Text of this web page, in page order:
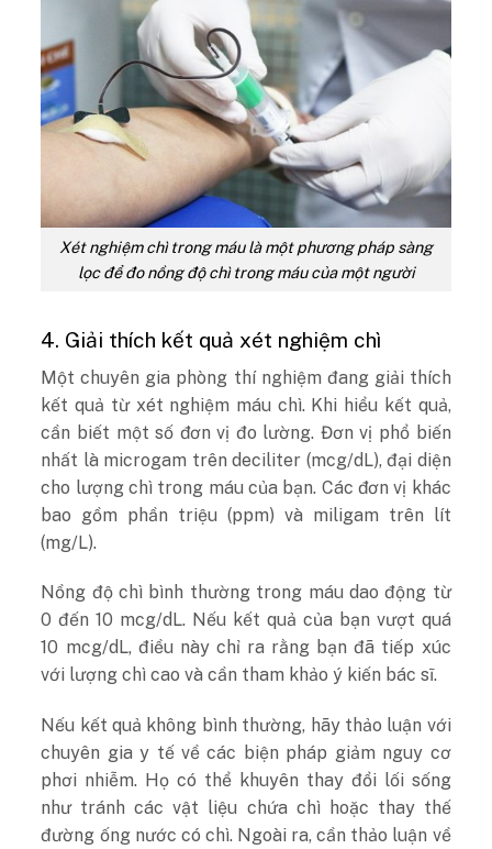
Xét nghiệm chì trong máu là một phương pháp sàng
lọc để đo nồng độ chì trong máu của một người
4. Giải thích kết quả xét nghiệm chì
Một chuyên gia phòng thí nghiệm đang giải thích
kết quả từ xét nghiệm máu chì. Khi hiểu kết quả,
cần biết một số đơn vị đo lường. Đơn vị phổ biến
nhất là microgam trên deciliter (mcg/dL), đại diện
cho lượng chì trong máu của bạn. Các đơn vị khác
bao gồm phần triệu (ppm) và miligam trên lít
(mg/L).
Nồng độ chì bình thường trong máu dao động từ
0 đến 10 mcg/dL. Nếu kết quả của bạn vượt quá
10 mcg/dL, điều này chỉ ra rằng bạn đã tiếp xúc
với lượng chì cao và cần tham khảo ý kiến bác sĩ.
Nếu kết quả không bình thường, hãy thảo luận với
chuyên gia y tế về các biện pháp giảm nguy cơ
phơi nhiễm. Họ có thể khuyên thay đổi lối sống
như tránh các vật liệu chứa chì hoặc thay thế
đường ống nước có chì. Ngoài ra, cần thảo luận về